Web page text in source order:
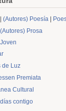
(Autores) Poesía
(Autores) Prosa
de Luz
Premiata
Cultural
contigo